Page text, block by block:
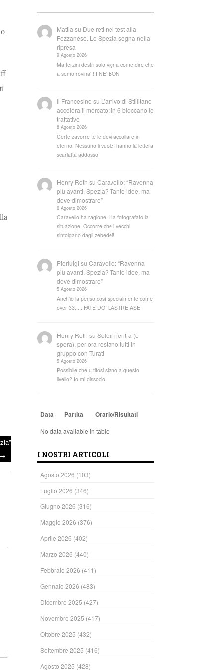
→
Mattia su Due reti nel test alla
Fezzanese. Lo Spezia segna nella
ripresa
9 Agosto 2026
Ma terzini destri solo vigna come dire che
a semo rovina' ! I NE' BON
Il Francesino su L’arrivo di Stillitano
accelera il mercato: in 6 bloccano le
trattative
8 Agosto 2026
Certe zavorre te le devi accollare in
eterno. Nessuno li vuole, hanno la lettera
scarlatta addosso
Henry Roth suCaravello: “Ravenna
più avanti. Spezia? Tante idee, ma
deve dimostrare”
6 Agosto 2026
Caravello ha ragione. Ha fotografato la
situazione. Occorre che i vecchi
sintolgano dagli zebedei!
Pierluigi suCaravello: “Ravenna
più avanti. Spezia? Tante idee, ma
deve dimostrare”
5 Agosto 2026
Anch'io la penso così specialmente come
over 33..... FATE DOI LASTRE ASE
Henry Roth suSoleri rientra (e
spera), per ora restano tutti in
gruppo con Turati
5 Agosto 2026
Possibile che u tifosi siano a questo
livello? Io mi dissocio.
Data Partita Orario/Risultati
No data available in table
I NOSTRI ARTICOLI
Agosto 2026 (103)
Luglio 2026 (346)
Giugno 2026 (316)
Maggio 2026 (376)
Aprile 2026 (402)
Marzo 2026 (440)
Febbraio 2026 (411)
Gennaio 2026 (483)
Dicembre 2025 (427)
Novembre 2025 (417)
Ottobre 2025 (432)
Settembre 2025 (416)
Agosto 2025 (428)